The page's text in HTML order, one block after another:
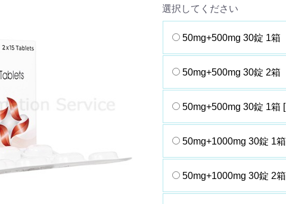
選択してください
50mg+500mg 30錠 1箱
50mg+500mg 30錠 2箱
50mg+500mg 30錠 1箱
50mg+1000mg 30錠 1箱
50mg+1000mg 30錠 2箱